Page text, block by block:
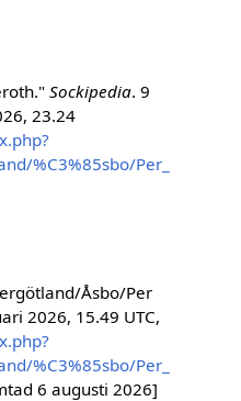
Sockipedia. 9
23.24
%C3%85sbo/Per_
Åsbo/Per
2026, 15.49 UTC,
%C3%85sbo/Per_
6 augusti 2026]